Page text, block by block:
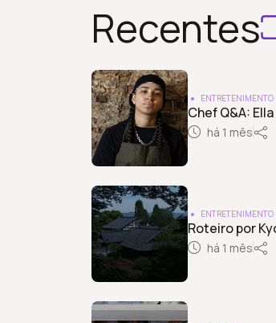
Recentes
ENTRETENIMENTO
Chef Q&A:
há 1 mês
ENTRETENIMENTO
Roteiro por
há 1 mês